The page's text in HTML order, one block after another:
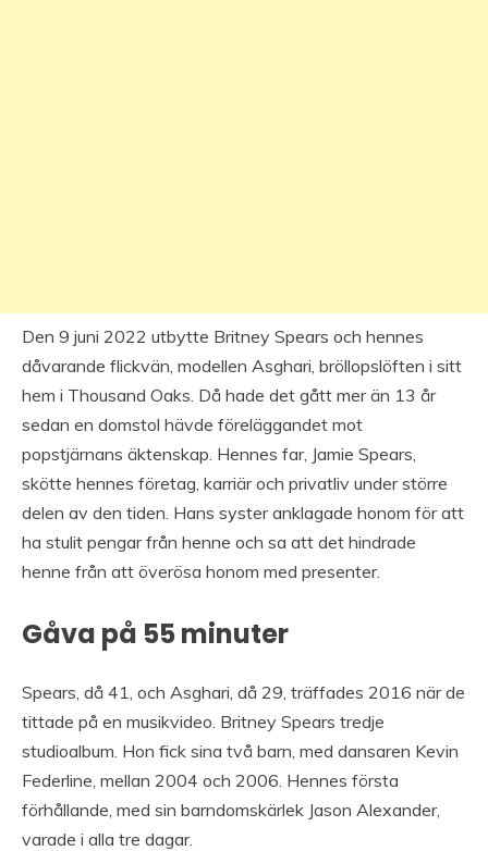
Den 9 juni 2022 utbytte Britney Spears och hennes
dåvarande flickvän, modellen Asghari, bröllopslöften i sitt
hem i Thousand Oaks. Då hade det gått mer än 13 år
sedan en domstol hävde föreläggandet mot
popstjärnans äktenskap. Hennes far, Jamie Spears,
skötte hennes företag, karriär och privatliv under större
delen av den tiden. Hans syster anklagade honom för att
ha stulit pengar från henne och sa att det hindrade
henne från att överösa honom med presenter.
Gåva på 55 minuter
Spears, då 41, och Asghari, då 29, träffades 2016 när de
tittade på en musikvideo. Britney Spears tredje
studioalbum. Hon fick sina två barn, med dansaren Kevin
Federline, mellan 2004 och 2006. Hennes första
förhållande, med sin barndomskärlek Jason Alexander,
varade i alla tre dagar.